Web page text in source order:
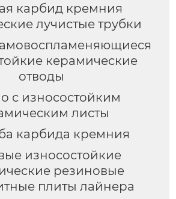
карбид кремния
лучистые трубки
керамические
отводы
с износостойким
листы
карбида кремния
износостойкие
резиновые
плиты лайнера